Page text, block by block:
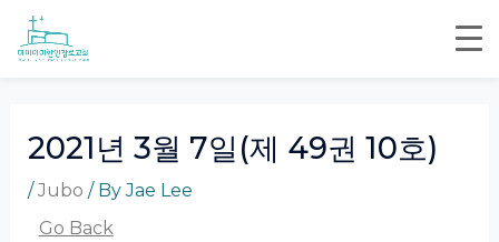
Skip
content
2021년 3월 7일(제 49권 10호)
/Jubo / ByJae Lee
Go Back
Post
navigation